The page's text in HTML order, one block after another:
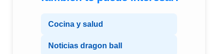
Cocina y salud
Noticias dragon ball